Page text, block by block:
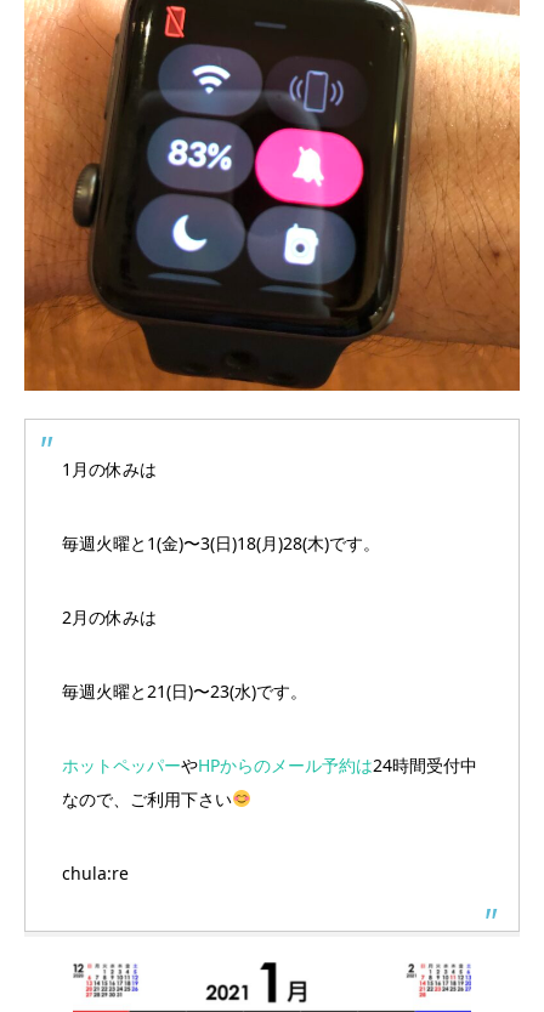
1月の休みは
毎週火曜と1(金)〜3(日)18(月)28(木)です。
2月の休みは
毎週火曜と21(日)〜23(水)です。
ホットペッパーやHPからのメール予約は24時間受付中
なので、ご利用下さい
chula:re